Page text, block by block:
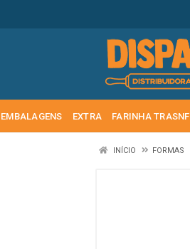
EMBALAGENS EXTRA FARINHA
INÍCIO FORMAS